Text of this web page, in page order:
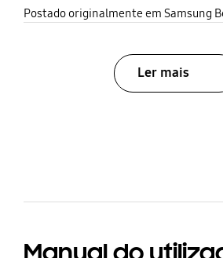
Postado originalmente em Samsung
Ler mais